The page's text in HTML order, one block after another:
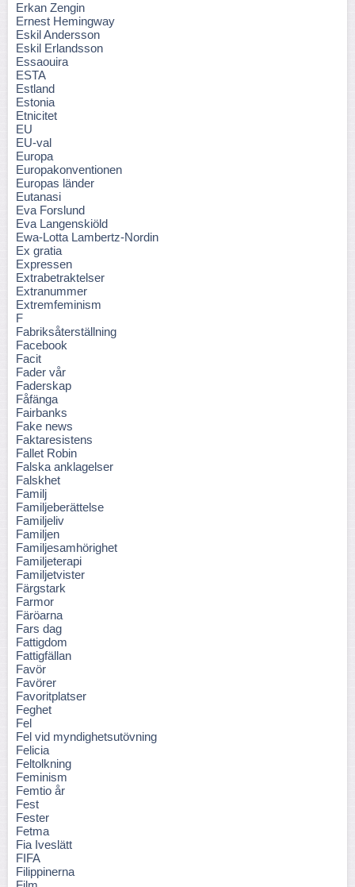
Erkan Zengin
Ernest Hemingway
Eskil Andersson
Eskil Erlandsson
Essaouira
ESTA
Estland
Estonia
Etnicitet
EU
EU-val
Europa
Europakonventionen
Europas länder
Eutanasi
Eva Forslund
Eva Langenskiöld
Ewa-Lotta Lambertz-Nordin
Ex gratia
Expressen
Extrabetraktelser
Extranummer
Extremfeminism
F
Fabriksåterställning
Facebook
Facit
Fader vår
Faderskap
Fåfänga
Fairbanks
Fake news
Faktaresistens
Fallet Robin
Falska anklagelser
Falskhet
Familj
Familjeberättelse
Familjeliv
Familjen
Familjesamhörighet
Familjeterapi
Familjetvister
Färgstark
Farmor
Färöarna
Fars dag
Fattigdom
Fattigfällan
Favör
Favörer
Favoritplatser
Feghet
Fel
Fel vid myndighetsutövning
Felicia
Feltolkning
Feminism
Femtio år
Fest
Fester
Fetma
Fia Iveslätt
FIFA
Filippinerna